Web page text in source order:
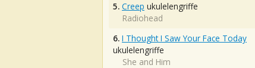
5. Creep ukulelengriffe
Radiohead
6. I Thought I Saw Your Face Today
ukulelengriffe
She and Him